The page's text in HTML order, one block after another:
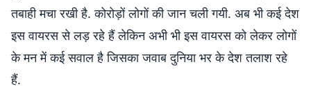
तबाही मचा रखी है. कोरोड़ों लोगों की जान चली गयी. अब भी कई देश
इस वायरस से लड़ रहे हैं लेकिन अभी भी इस वायरस को लेकर लोगों
के मन में कई सवाल है जिसका जवाब दुनिया भर के देश तलाश रहे
हैं.